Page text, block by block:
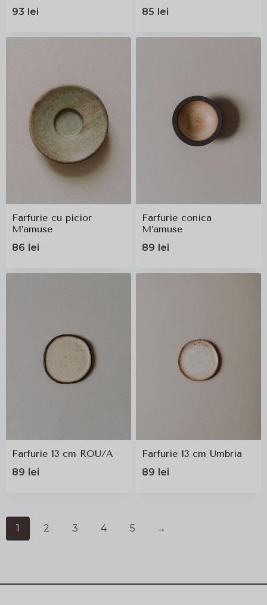
93 lei
85 lei
Farfurie cu picior
M’amuse
86 lei
Farfurie conica
M’amuse
89 lei
Farfurie 13 cm ROU/A
89 lei
Farfurie 13 cm Umbria
89 lei
1 2 3 4 5 →